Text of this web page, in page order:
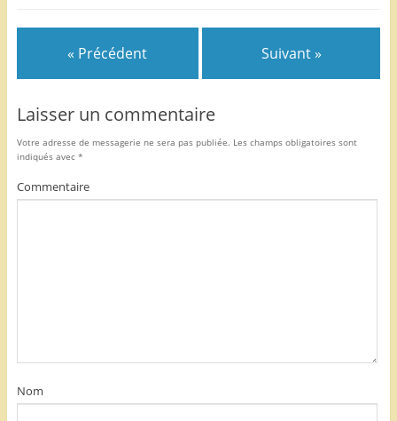
o
« Précédent Suivant »
Laisser un commentaire
Votre adresse de messagerie ne sera pas publiée. Les champs obligatoires sont
indiqués avec *
Commentaire
Nom